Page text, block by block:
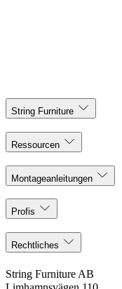
String Furniture
Ressourcen
Montageanleitungen
Profis
Rechtliches
String Furniture AB